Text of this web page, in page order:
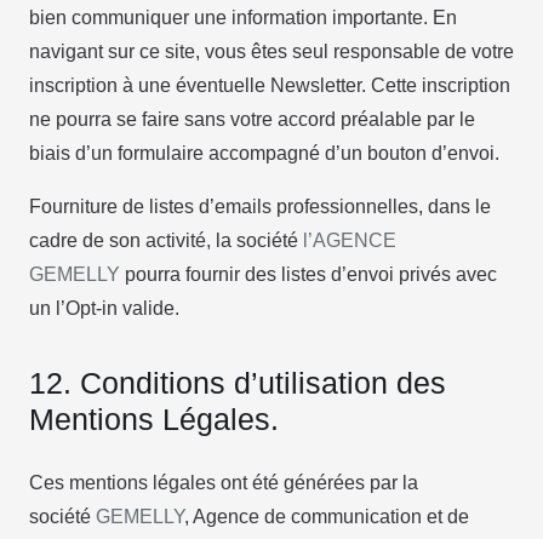
bien communiquer une information importante. En
navigant sur ce site, vous êtes seul responsable de votre
inscription à une éventuelle Newsletter. Cette inscription
ne pourra se faire sans votre accord préalable par le
biais d’un formulaire accompagné d’un bouton d’envoi.
Fourniture de listes d’emails professionnelles, dans le
cadre de son activité, la société l’AGENCE
GEMELLY pourra fournir des listes d’envoi privés avec
un l’Opt-in valide.
12. Conditions d’utilisation des
Mentions Légales.
Ces mentions légales ont été générées par la
société GEMELLY, Agence de communication et de